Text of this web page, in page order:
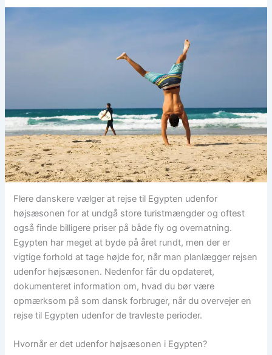
Flere danskere vælger at rejse til Egypten udenfor
højsæsonen for at undgå store turistmængder og oftest
også finde billigere priser på både fly og overnatning.
Egypten har meget at byde på året rundt, men der er
vigtige forhold at tage højde for, når man planlægger rejsen
udenfor højsæsonen. Nedenfor får du opdateret,
dokumenteret information om, hvad du bør være
opmærksom på som dansk forbruger, når du overvejer en
rejse til Egypten udenfor de travleste perioder.
Hvornår er det udenfor højsæsonen i Egypten?